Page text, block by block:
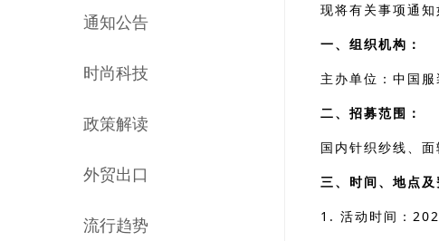
通知公告
时尚科技
政策解读
外贸出口
流行趋势
现将有关事项通知
一、组织机构：
主办单位：中国服
二、招募范围：
国内针织纱线、
三、时间、地点及
1. 活动时间：